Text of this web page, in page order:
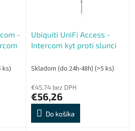
-
ks)
Ubiquiti UniFi Access -
Intercom kyt proti slunci
Skladom (do 24h-48h) (>5 ks)
€45,74 bez DPH
€56,26
Do košíka